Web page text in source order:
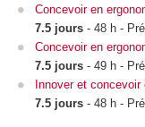
Concevoir en
7.5 jours - 48 h -
Concevoir en
7.5 jours - 49 h -
Innover et
7.5 jours - 48 h -